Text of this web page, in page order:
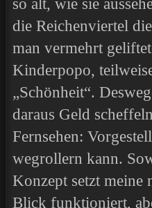
so alt, wie sie
die Reichenviertel
man vermehrt
Kinderpopo,
„Schönheit“.
daraus Geld
Fernsehen:
wegrollern kann.
Konzept setzt meine
Blick funktioniert,